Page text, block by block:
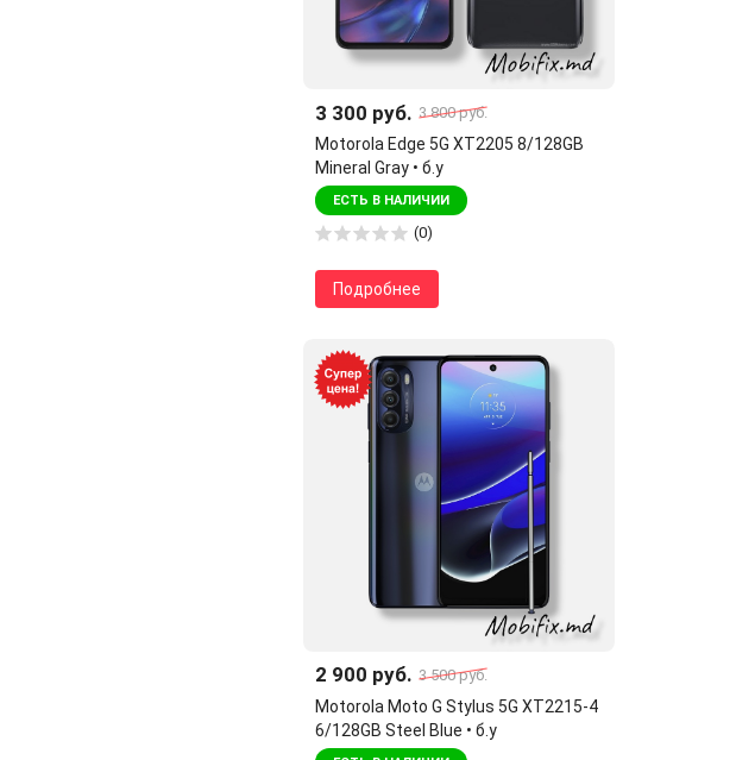
3 300 руб. 3 800 руб.
Motorola Edge 5G XT2205 8/128GB
Mineral Gray • б.у
ЕСТЬ В НАЛИЧИИ
(0)
Подробнее
2 900 руб. 3 500 руб.
Motorola Moto G Stylus 5G XT2215-4
6/128GB Steel Blue • б.у